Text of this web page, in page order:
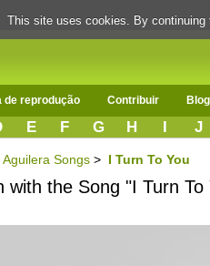
de reprodução Contribuir Blog
E F G H I J
Songs > I Turn To You
with the Song "I Turn To
This site uses cookies. By continuing